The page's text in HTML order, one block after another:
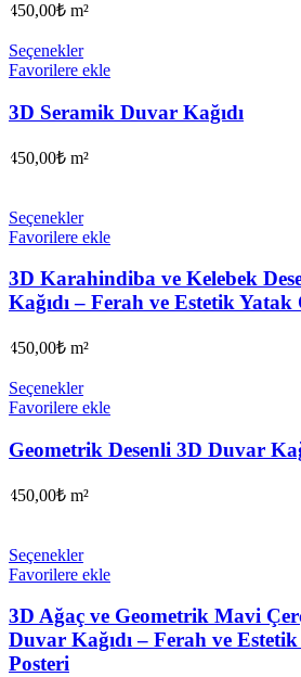
450,00₺ m²
Seçenekler
Favorilere ekle
3D Seramik Duvar Kağıdı
450,00₺ m²
Seçenekler
Favorilere ekle
3D Karahindiba ve Kelebek
Kağıdı – Ferah ve Estetik Yatak
450,00₺ m²
Seçenekler
Favorilere ekle
Geometrik Desenli 3D Duvar
450,00₺ m²
Seçenekler
Favorilere ekle
3D Ağaç ve Geometrik Mavi
Duvar Kağıdı – Ferah ve Estetik
Posteri